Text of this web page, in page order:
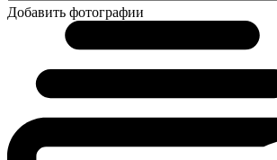
Добавить фотографии